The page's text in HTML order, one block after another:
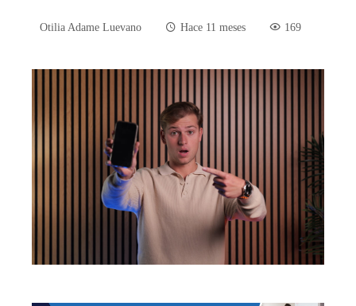
Otilia Adame Luevano Hace 11 meses 169